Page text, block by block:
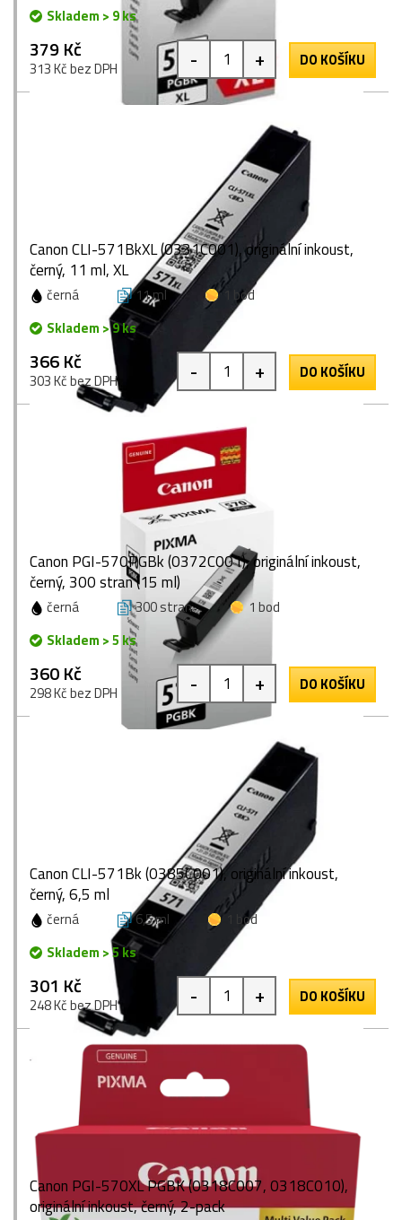
Skladem > 9 ks
379 Kč
313 Kč bez DPH - + DO KOŠÍKU
Canon CLI-571BkXL (0331C001), originální inkoust,
černý, 11 ml, XL
černá 11 ml
1 bod
Skladem > 9 ks
366 Kč
303 Kč bez DPH - + DO KOŠÍKU
Canon PGI-570PGBk (0372C001), originální inkoust,
černý, 300 stran (15 ml)
černá 300 stran
1 bod
Skladem > 5 ks
360 Kč
298 Kč bez DPH - + DO KOŠÍKU
Canon CLI-571Bk (0385C001), originální inkoust,
černý, 6,5 ml
černá 6,5 ml
1 bod
Skladem > 5 ks
301 Kč
248 Kč bez DPH - + DO KOŠÍKU
Canon PGI-570XL PGBK (0318C007, 0318C010),
originální inkoust, černý, 2-pack